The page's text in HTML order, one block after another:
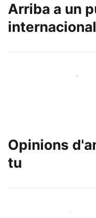
Arriba a un
Arriba a nous clients
Opinions
tu
Uneix-te a amfitrions